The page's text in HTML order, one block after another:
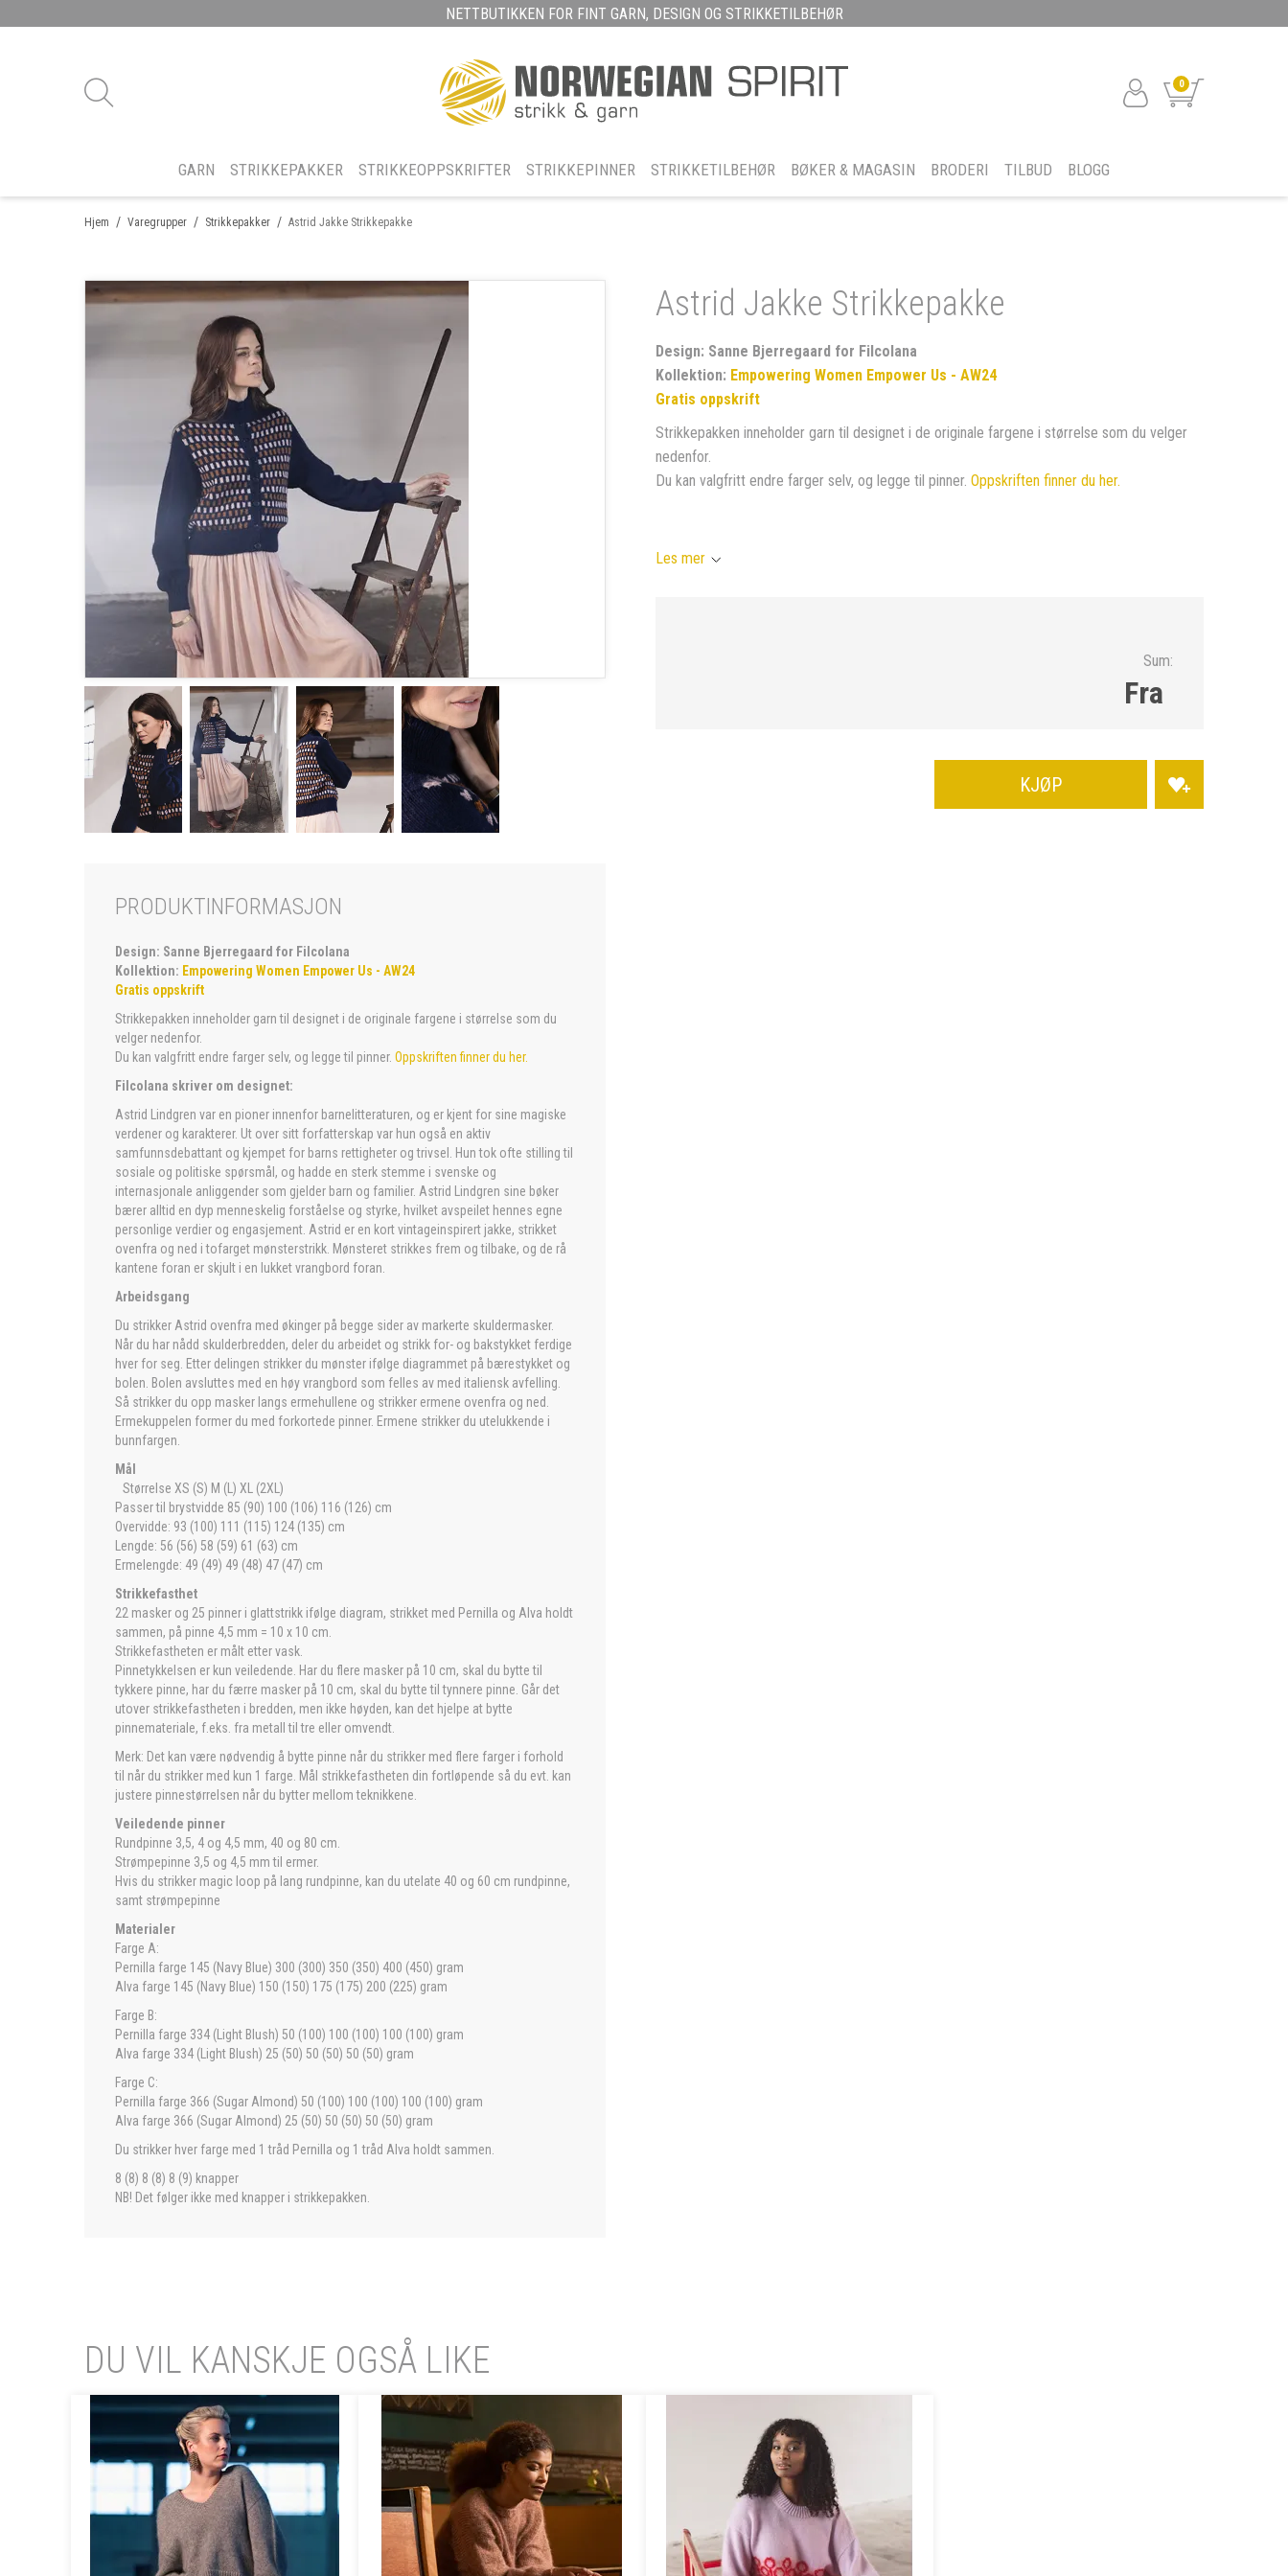
NETTBUTIKKEN FOR FINT GARN, DESIGN OG STRIKKETILBEHØR
0
GARN STRIKKEPAKKER STRIKKEOPPSKRIFTER STRIKKEPINNER STRIKKETILBEHØR BØKER & MAGASIN BRODERI TILBUD BLOGG
/
Hjem /
Varegrupper /
Strikkepakker Astrid Jakke Strikkepakke
PRODUKTINFORMASJON
Design: Sanne Bjerregaard for Filcolana
Kollektion: Empowering Women Empower Us - AW24
Gratis oppskrift
Strikkepakken inneholder garn til designet i de originale fargene i størrelse som du
velger nedenfor.
Du kan valgfritt endre farger selv, og legge til pinner. Oppskriften finner du her.
Filcolana skriver om designet:
Astrid Lindgren var en pioner innenfor barnelitteraturen, og er kjent for sine magiske
verdener og karakterer. Ut over sitt forfatterskap var hun også en aktiv
samfunnsdebattant og kjempet for barns rettigheter og trivsel. Hun tok ofte stilling til
sosiale og politiske spørsmål, og hadde en sterk stemme i svenske og
internasjonale anliggender som gjelder barn og familier. Astrid Lindgren sine bøker
bærer alltid en dyp menneskelig forståelse og styrke, hvilket avspeilet hennes egne
personlige verdier og engasjement. Astrid er en kort vintageinspirert jakke, strikket
ovenfra og ned i tofarget mønsterstrikk. Mønsteret strikkes frem og tilbake, og de rå
kantene foran er skjult i en lukket vrangbord foran.
Arbeidsgang
Du strikker Astrid ovenfra med økinger på begge sider av markerte skuldermasker.
Når du har nådd skulderbredden, deler du arbeidet og strikk for- og bakstykket ferdige
hver for seg. Etter delingen strikker du mønster ifølge diagrammet på bærestykket og
bolen. Bolen avsluttes med en høy vrangbord som felles av med italiensk avfelling.
Så strikker du opp masker langs ermehullene og strikker ermene ovenfra og ned.
Ermekuppelen former du med forkortede pinner. Ermene strikker du utelukkende i
bunnfargen.
Mål
Størrelse XS (S) M (L) XL (2XL)
Passer til brystvidde 85 (90) 100 (106) 116 (126) cm
Overvidde: 93 (100) 111 (115) 124 (135) cm
Lengde: 56 (56) 58 (59) 61 (63) cm
Ermelengde: 49 (49) 49 (48) 47 (47) cm
Strikkefasthet
22 masker og 25 pinner i glattstrikk ifølge diagram, strikket med Pernilla og Alva holdt
sammen, på pinne 4,5 mm = 10 x 10 cm.
Strikkefastheten er målt etter vask.
Pinnetykkelsen er kun veiledende. Har du flere masker på 10 cm, skal du bytte til
tykkere pinne, har du færre masker på 10 cm, skal du bytte til tynnere pinne. Går det
utover strikkefastheten i bredden, men ikke høyden, kan det hjelpe at bytte
pinnemateriale, f.eks. fra metall til tre eller omvendt.
Merk: Det kan være nødvendig å bytte pinne når du strikker med flere farger i forhold
til når du strikker med kun 1 farge. Mål strikkefastheten din fortløpende så du evt. kan
justere pinnestørrelsen når du bytter mellom teknikkene.
Veiledende pinner
Rundpinne 3,5, 4 og 4,5 mm, 40 og 80 cm.
Strømpepinne 3,5 og 4,5 mm til ermer.
Hvis du strikker magic loop på lang rundpinne, kan du utelate 40 og 60 cm rundpinne,
samt strømpepinne
Materialer
Farge A:
Pernilla farge 145 (Navy Blue) 300 (300) 350 (350) 400 (450) gram
Alva farge 145 (Navy Blue) 150 (150) 175 (175) 200 (225) gram
Farge B:
Pernilla farge 334 (Light Blush) 50 (100) 100 (100) 100 (100) gram
Alva farge 334 (Light Blush) 25 (50) 50 (50) 50 (50) gram
Farge C:
Pernilla farge 366 (Sugar Almond) 50 (100) 100 (100) 100 (100) gram
Alva farge 366 (Sugar Almond) 25 (50) 50 (50) 50 (50) gram
Du strikker hver farge med 1 tråd Pernilla og 1 tråd Alva holdt sammen.
8 (8) 8 (8) 8 (9) knapper
NB! Det følger ikke med knapper i strikkepakken.
Astrid Jakke Strikkepakke
Design: Sanne Bjerregaard for Filcolana
Kollektion: Empowering Women Empower Us - AW24
Gratis oppskrift
Strikkepakken inneholder garn til designet i de originale fargene i størrelse som du velger
nedenfor.
Du kan valgfritt endre farger selv, og legge til pinner. Oppskriften finner du her.
Les mer
Sum:
Fra
KJØP
DU VIL KANSKJE OGSÅ LIKE